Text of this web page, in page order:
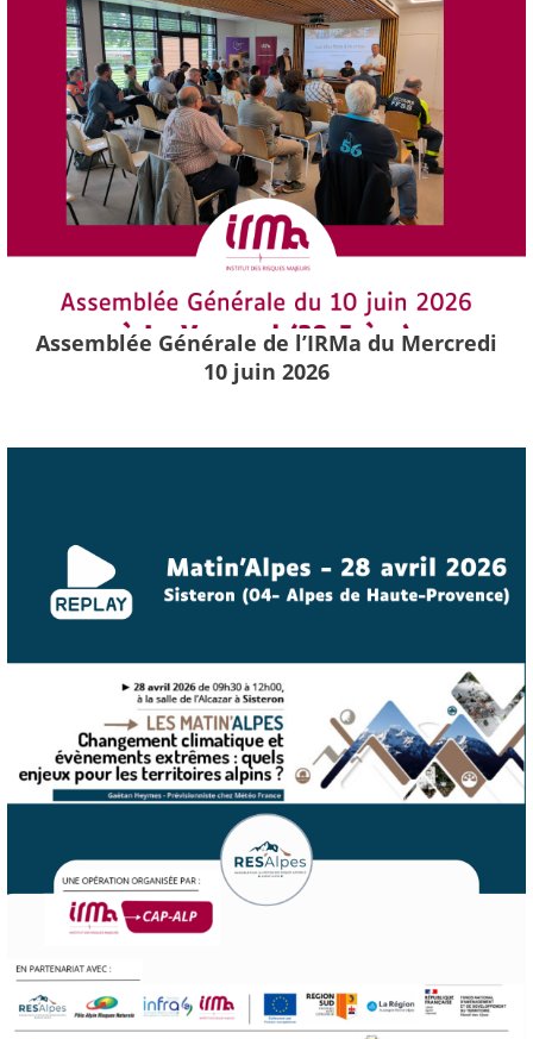
Assemblée Générale de l’IRMa du Mercredi
10 juin 2026